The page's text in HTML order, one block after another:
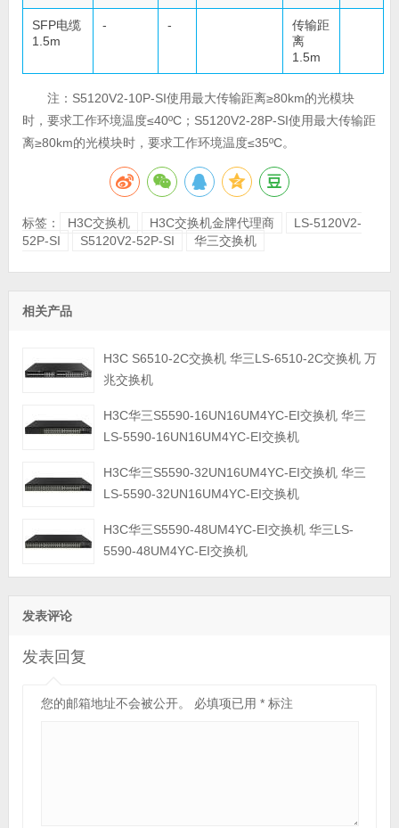
SFP电缆
1.5m
- -
传输距
离
1.5m
注：S5120V2-10P-SI使用最大传输距离≥80km的光模块
时，要求工作环境温度≤40ºC；S5120V2-28P-SI使用最大传输距
离≥80km的光模块时，要求工作环境温度≤35ºC。
标签： H3C交换机 H3C交换机金牌代理商
LS-5120V2-
52P-SI
S5120V2-52P-SI 华三交换机
相关产品
H3C S6510-2C交换机 华三LS-6510-2C交换机 万
兆交换机
H3C华三S5590-16UN16UM4YC-EI交换机 华三
LS-5590-16UN16UM4YC-EI交换机
H3C华三S5590-32UN16UM4YC-EI交换机 华三
LS-5590-32UN16UM4YC-EI交换机
H3C华三S5590-48UM4YC-EI交换机 华三LS-
5590-48UM4YC-EI交换机
发表评论
发表回复
您的邮箱地址不会被公开。 必填项已用 *标注